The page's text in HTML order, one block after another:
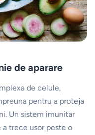
de aparare
de celule,
pentru a proteja
Un sistem imunitar
trece usor peste o